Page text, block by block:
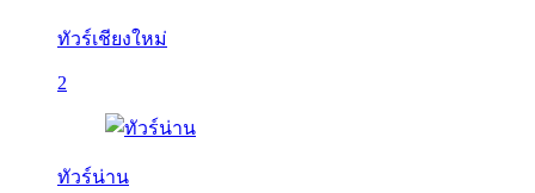
ทัวร์เชียงใหม่
2
ทัวร์น่าน